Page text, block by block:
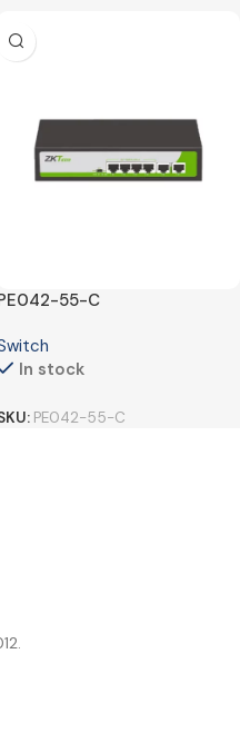
55-C
In stock
PE042-55-C